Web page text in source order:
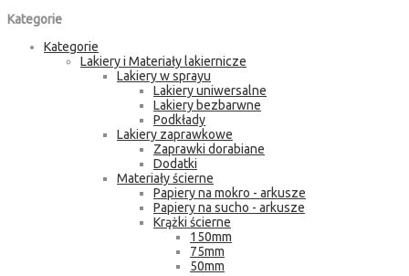
Kategorie
Kategorie
Lakiery i Materiały lakiernicze
Lakiery w sprayu
Lakiery uniwersalne
Lakiery bezbarwne
Podkłady
Lakiery zaprawkowe
Zaprawki dorabiane
Dodatki
Materiały ścierne
Papiery na mokro - arkusze
Papiery na sucho - arkusze
Krążki ścierne
150mm
75mm
50mm